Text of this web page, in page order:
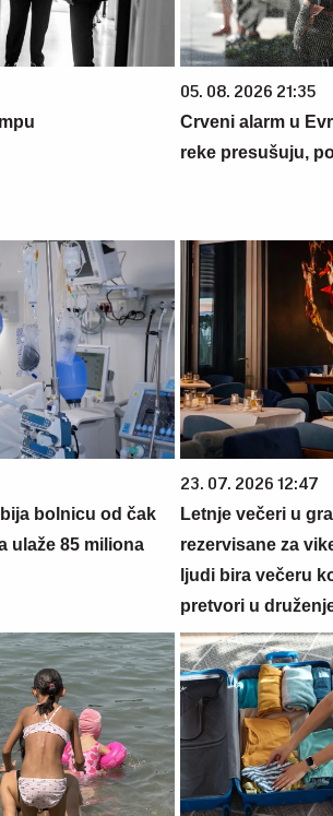
05. 08. 2026 21:35
Crveni alarm u
reke presušuju,
bolnicu od čak
ulaže 85 miliona
23. 07. 2026 12:47
Letnje večeri u
rezervisane za
ljudi bira večeru
pretvori u